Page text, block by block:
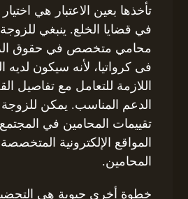
تأخذها بعين الاعتبار هي
في قضايا الخلع. ينبغي
محامي متخصص في حقوق
فى كرواتيا، لأنه سيكون لديه
اللازمة للتعامل مع تفاصيل
الدعم المناسب. يمكن
تقييمات المحامين في
المواقع الإلكترونية
المحامين.
خطوة أخرى حيوية هي